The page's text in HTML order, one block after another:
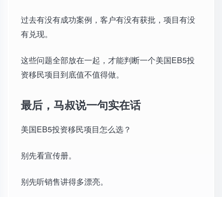
过去有没有成功案例，客户有没有获批，项目有没
有兑现。
这些问题全部放在一起，才能判断一个美国EB5投
资移民项目到底值不值得做。
最后，马叔说一句实在话
美国EB5投资移民项目怎么选？
别先看宣传册。
别先听销售讲得多漂亮。